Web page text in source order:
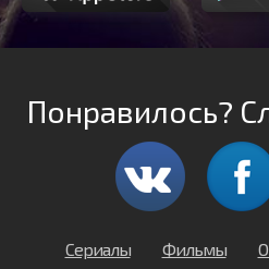
Понравилось?
Сериалы Фильмы